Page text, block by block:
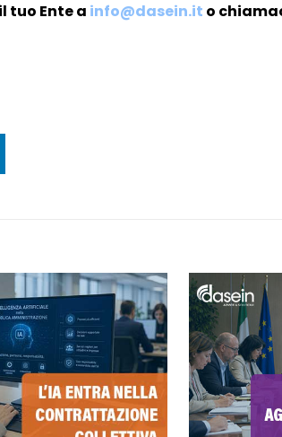
tuo Ente a info@dasein.it o